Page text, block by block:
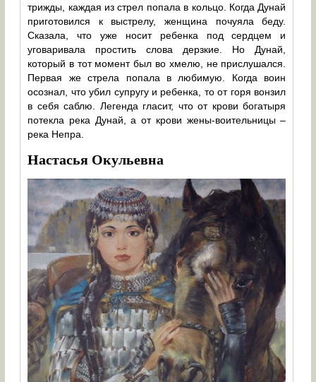
трижды, каждая из стрел попала в кольцо. Когда Дунай
приготовился к выстрелу, женщина почуяла беду.
Сказала, что уже носит ребенка под сердцем и
уговаривала простить слова дерзкие. Но Дунай,
который в тот момент был во хмелю, не прислушался.
Первая же стрела попала в любимую. Когда воин
осознал, что убил супругу и ребенка, то от горя вонзил
в себя саблю. Легенда гласит, что от крови богатыря
потекла река Дунай, а от крови жены-воительницы –
река Непра.
Настасья Окульевна